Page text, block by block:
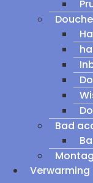
Bad
Verwarming